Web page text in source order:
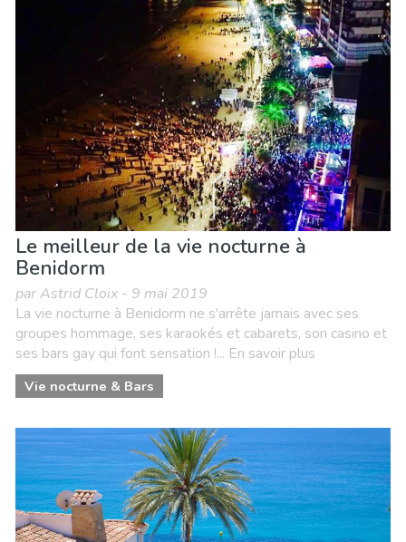
Le meilleur de la vie nocturne à
Benidorm
par Astrid Cloix - 9 mai 2019
La vie nocturne à Benidorm ne s'arrête jamais avec ses
groupes hommage, ses karaokés et cabarets, son casino et
ses bars gay qui font sensation !... En savoir plus
Vie nocturne & Bars